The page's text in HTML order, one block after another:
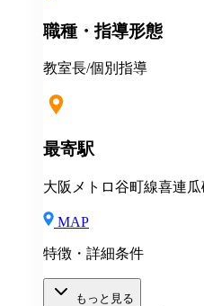
職種・指導形態
教室長/個別指導
最寄駅
大阪メトロ谷町線喜連
MAP
特徴・詳細条件
もっと見る